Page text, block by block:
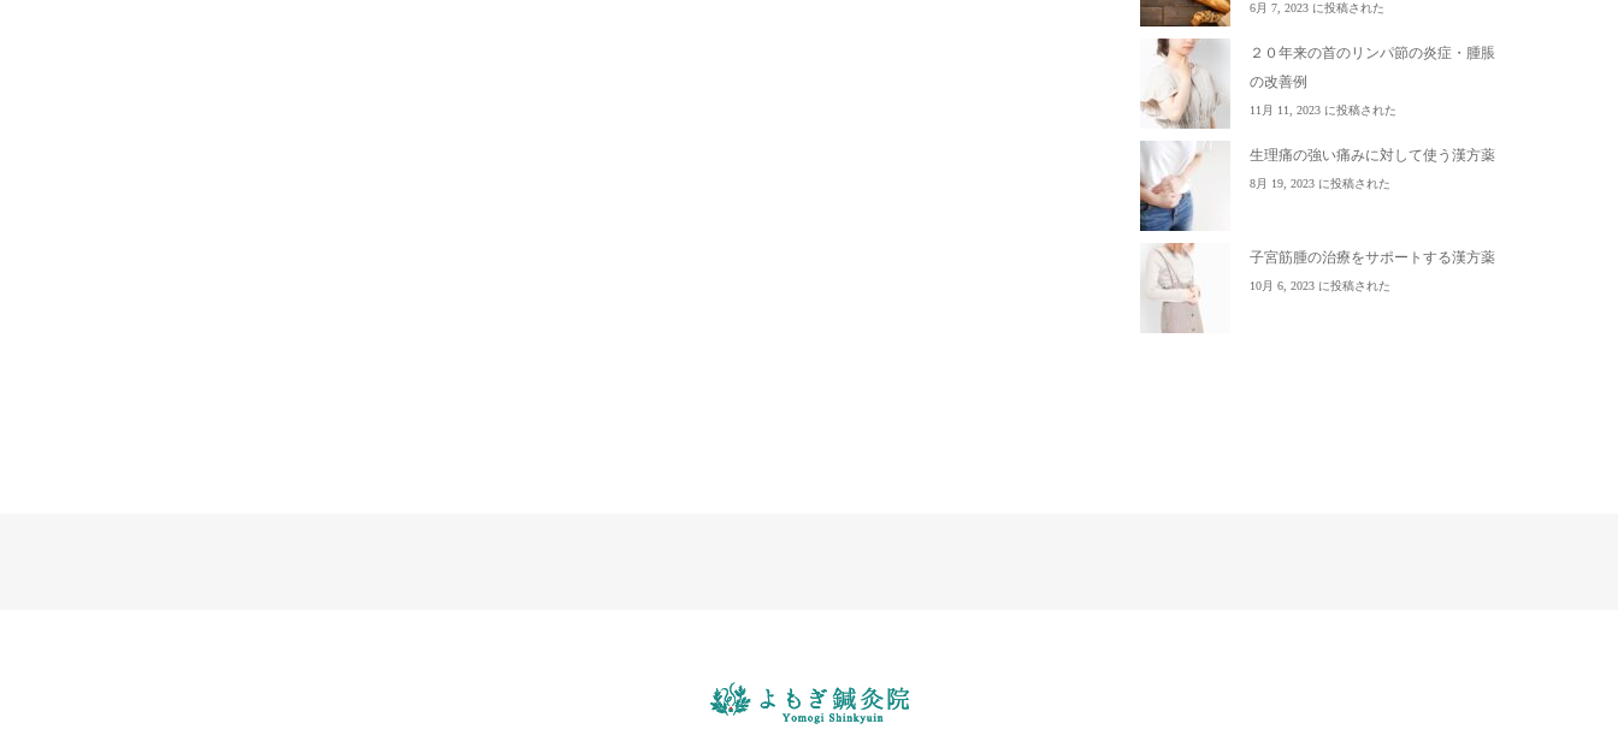
6月 7, 2023 に投稿された
２０年来の首のリンパ節の炎症・腫脹
の改善例
11月 11, 2023 に投稿された
生理痛の強い痛みに対して使う漢方薬
8月 19, 2023 に投稿された
子宮筋腫の治療をサポートする漢方薬
10月 6, 2023 に投稿された